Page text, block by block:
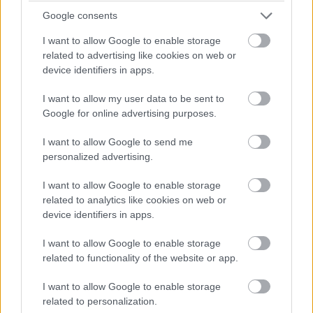
Google consents
I want to allow Google to enable storage
related to advertising like cookies on web or
device identifiers in apps.
I want to allow my user data to be sent to
Google for online advertising purposes.
I want to allow Google to send me
personalized advertising.
I want to allow Google to enable storage
related to analytics like cookies on web or
device identifiers in apps.
I want to allow Google to enable storage
related to functionality of the website or app.
I want to allow Google to enable storage
related to personalization.
exportkérelmek egyedi elbírálása az amerikai
figyelembevételével történik.
Az amerikai hatóságok akár már két héten belül
cégek kérelmeit, mondta egy vezető kormánytisztviselő.
Pár napja Wilbur Ross kereskedelmi miniszter azt
mondta, hogy olyan termékek kapnak zöld utat, amelyek
eladása nem veszélyezteti a nemzetbiztonságot.
Két, neve elhallgatását kérő amerikai lapkagyártó a
Reutersnek úgy nyilatkozott, hogy a Ross által
elmondottak alapján több termék eladásához kérnek